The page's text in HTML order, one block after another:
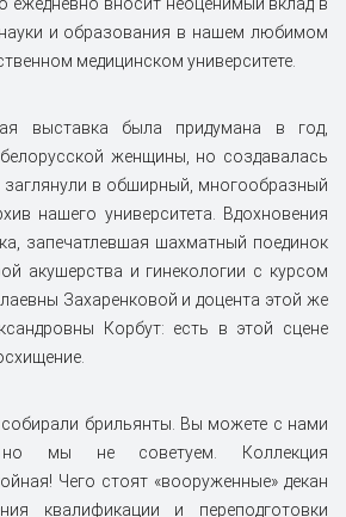
и образования в нашем любимом
медицинском университете.
выставка была придумана в год,
женщины, но создавалась
в обширный, многообразный
нашего университета. Вдохновения
запечатлевшая шахматный поединок
акушерства и гинекологии с курсом
Захаренковой и доцента этой же
Корбут: есть в этой сцене
брильянты. Вы можете с нами
но мы не советуем. Коллекция
Чего стоят «вооруженные» декан
квалификации и переподготовки